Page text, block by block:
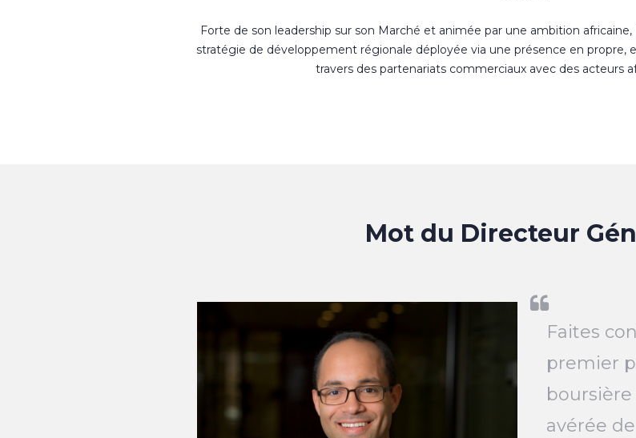
Forte de son leadership sur son Marché et animée par une ambition
stratégie de développement régionale déployée via une présence en propre,
travers des partenariats commerciaux avec des acteurs
Mot du Directeur
Faites
premier
avérée